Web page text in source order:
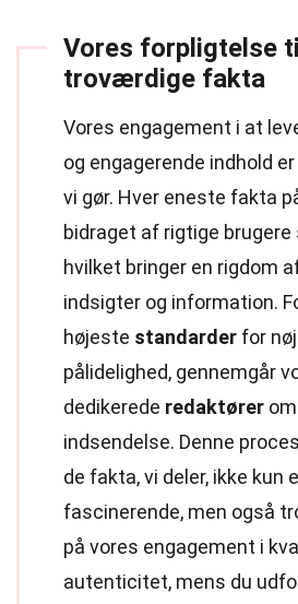
Vores forpligtelse til
troværdige fakta
Vores engagement i at
og engagerende indhold er
vi gør. Hver eneste fakta
bidraget af rigtige brugere
hvilket bringer en rigdom
indsigter og information.
højeste standarder for
pålidelighed, gennemgår
dedikerede redaktører
indsendelse. Denne
de fakta, vi deler, ikke kun
fascinerende, men også
på vores engagement i
autenticitet, mens du